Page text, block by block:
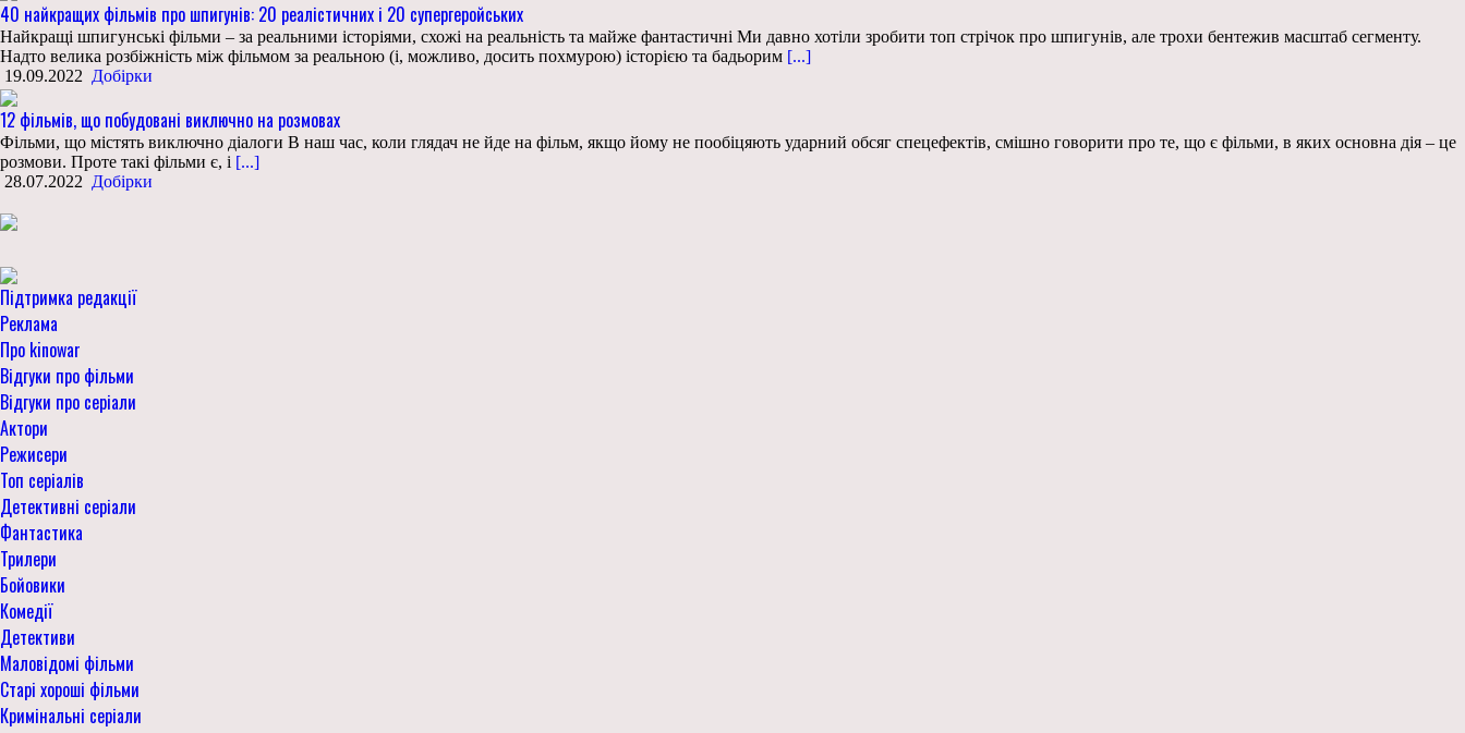
40 найкращих фільмів про шпигунів: 20 реалістичних і 20 супергеройських
Найкращі шпигунські фільми – за реальними історіями, схожі на реальність та майже фантастичні Ми давно хотіли зробити топ стрічок про шпигунів, але трохи бентежив масштаб сегменту.
Надто велика розбіжність між фільмом за реальною (і, можливо, досить похмурою) історією та бадьорим [...]
19.09.2022 Добірки
12 фільмів, що побудовані виключно на розмовах
Фільми, що містять виключно діалоги В наш час, коли глядач не йде на фільм, якщо йому не пообіцяють ударний обсяг спецефектів, смішно говорити про те, що є фільми, в яких основна дія – це
розмови. Проте такі фільми є, і [...]
28.07.2022 Добірки
Підтримка редакції
Реклама
Про kinowar
Відгуки про фільми
Відгуки про серіали
Актори
Режисери
Топ серіалів
Детективні серіали
Фантастика
Трилери
Бойовики
Комедії
Детективи
Маловідомі фільми
Старі хороші фільми
Кримінальні серіали